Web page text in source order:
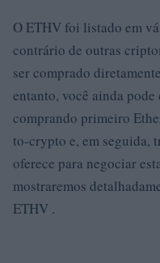
O ETHV foi listado em
contrário de outras
ser comprado
entanto, você ainda
comprando primeiro
to-crypto e, em seguida,
oferece para negociar
mostraremos
ETHV .